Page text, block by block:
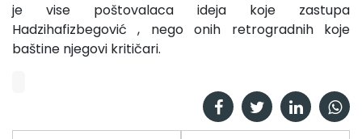
je vise poštovalaca ideja koje zastupa
Hadzihafizbegović , nego onih retrogradnih koje
baštine njegovi kritičari.